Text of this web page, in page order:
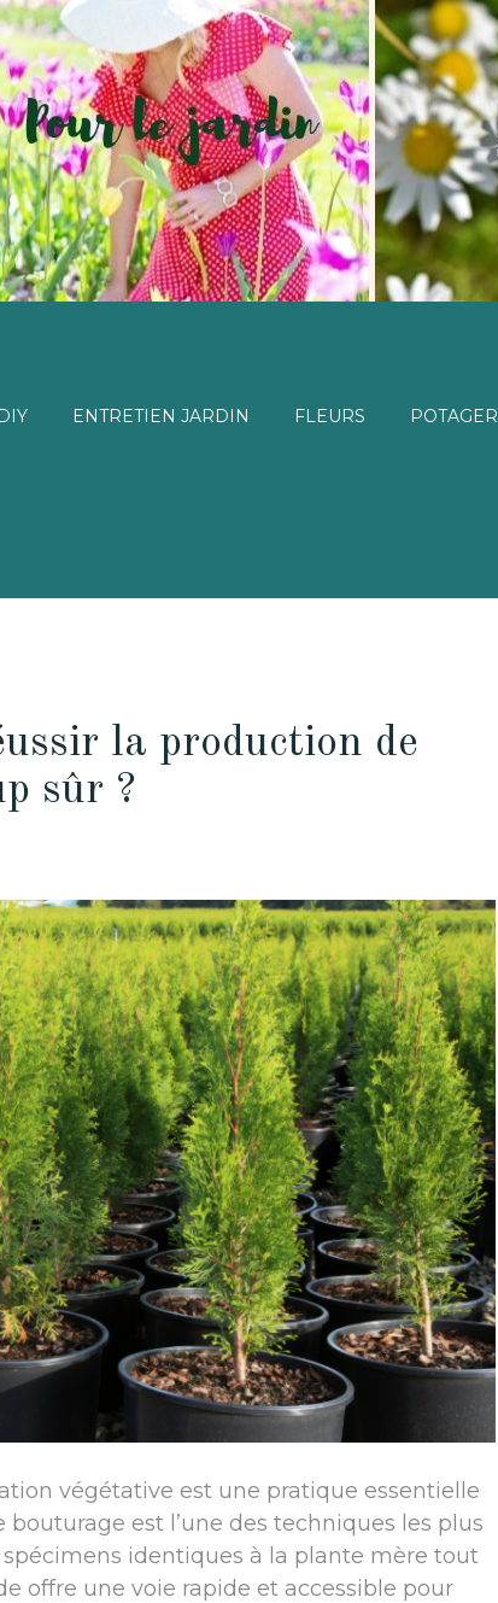
DIY ENTRETIEN JARDIN FLEURS POTAGER
la production de
sûr ?
végétative est une pratique essentielle
est l’une des techniques les plus
identiques à la plante mère tout
offre une voie rapide et accessible pour